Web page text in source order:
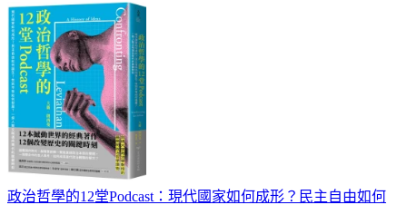
政治哲學的12堂Podcast：現代國家如何成形？民主自由如何